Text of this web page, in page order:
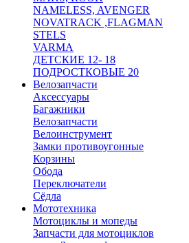
NAMELESS, AVENGER
NOVATRACK ,FLAGMAN
STELS
VARMA
ДЕТСКИЕ 12- 18
ПОДРОСТКОВЫЕ 20
Велозапчасти
Аксессуары
Багажники
Велозапчасти
Велоинструмент
Замки противоугонные
Корзины
Обода
Переключатели
Сёдла
Мототехника
Мотоциклы и мопеды
Запчасти для мотоциклов